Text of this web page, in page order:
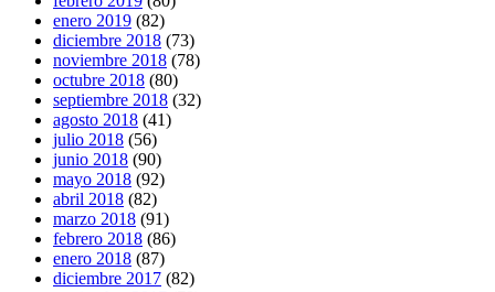
enero 2019 (82)
diciembre 2018 (73)
noviembre 2018 (78)
octubre 2018 (80)
septiembre 2018 (32)
agosto 2018 (41)
julio 2018 (56)
junio 2018 (90)
mayo 2018 (92)
abril 2018 (82)
marzo 2018 (91)
febrero 2018 (86)
enero 2018 (87)
diciembre 2017 (82)